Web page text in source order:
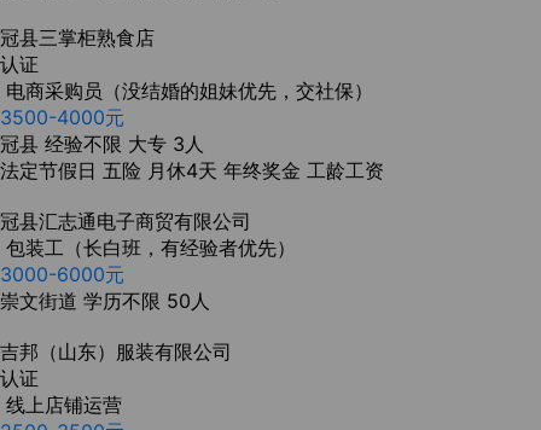
冠县三掌柜熟食店
认证
电商采购员（没结婚的姐妹优先，交社保）
3500-4000元
冠县 经验不限 大专 3人
法定节假日 五险 月休4天 年终奖金 工龄工资
冠县汇志通电子商贸有限公司
包装工（长白班，有经验者优先）
3000-6000元
崇文街道 学历不限 50人
吉邦（山东）服装有限公司
认证
线上店铺运营